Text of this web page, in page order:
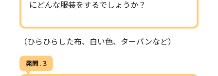
にどんな服装をするでしょうか？
（ひらひらした布、白い色、ターバンなど）
発問 . 3